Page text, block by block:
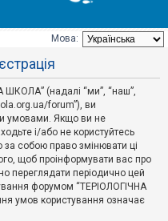
Мова:
ШКОЛА” (надалі “ми”, “наш”,
forum”), ви
умовами. Якщо ви не
і/або не користуйтесь
собою право змінювати ці
щоб проінформувати вас про
переглядати періодично цей
форумом “ТЕРІОЛОГІЧНА
умов користування означає